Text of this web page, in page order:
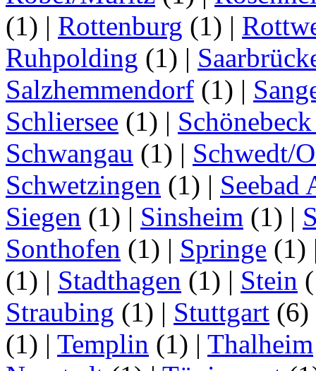
(1) | Rottenburg (1) |
Ruhpolding (1) |
Salzhemmendorf (1) |
Schliersee (1) |
Schwangau (1) | Schwedt/
Schwetzingen (1) | Seebad
Siegen (1) | Sinsheim (1) |
Sonthofen (1) | Springe (1)
(1) | Stadthagen (1) | Stein
Straubing (1) | Stuttgart (6)
(1) | Templin (1) | Thalheim